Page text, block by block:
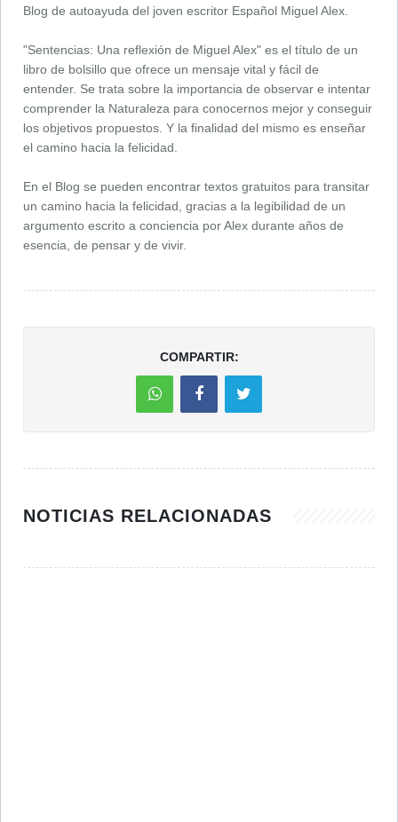
Blog de autoayuda del joven escritor Español Miguel Alex.
"Sentencias: Una reflexión de Miguel Alex" es el título de un
libro de bolsillo que ofrece un mensaje vital y fácil de
entender. Se trata sobre la importancia de observar e intentar
comprender la Naturaleza para conocernos mejor y conseguir
los objetivos propuestos. Y la finalidad del mismo es enseñar
el camino hacia la felicidad.
En el Blog se pueden encontrar textos gratuitos para transitar
un camino hacia la felicidad, gracias a la legibilidad de un
argumento escrito a conciencia por Alex durante años de
esencia, de pensar y de vivir.
COMPARTIR:
NOTICIAS RELACIONADAS